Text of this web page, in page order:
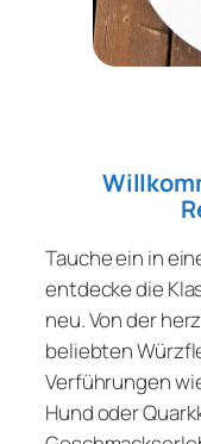
Tauche ein in
entdecke die
neu. Von der
beliebten
Verführungen
Hund oder